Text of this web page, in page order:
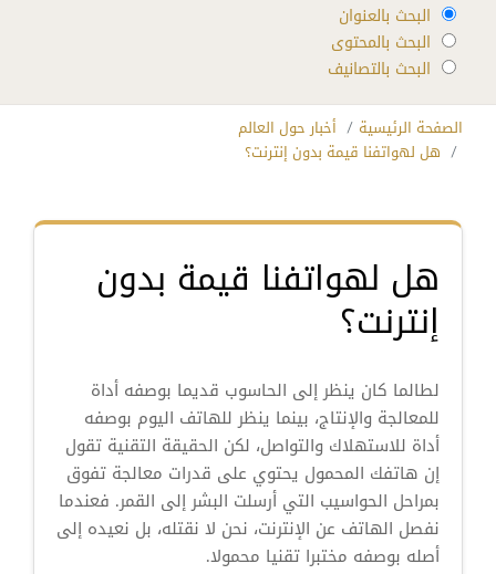
البحث بالعنوان
البحث بالمحتوى
البحث بالتصانيف
الصفحة الرئيسية
أخبار حول العالم
هل لهواتفنا قيمة بدون إنترنت؟
هل لهواتفنا قيمة بدون
إنترنت؟
لطالما كان ينظر إلى الحاسوب قديما بوصفه أداة
للمعالجة والإنتاج، بينما ينظر للهاتف اليوم بوصفه
أداة للاستهلاك والتواصل، لكن الحقيقة التقنية تقول
إن هاتفك المحمول يحتوي على قدرات معالجة تفوق
بمراحل الحواسيب التي أرسلت البشر إلى القمر. فعندما
نفصل الهاتف عن الإنترنت، نحن لا نقتله، بل نعيده إلى
أصله بوصفه مختبرا تقنيا محمولا.